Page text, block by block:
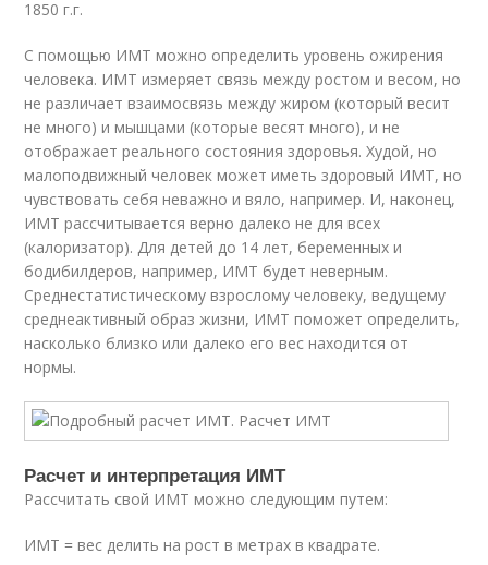
1850 г.г.
С помощью ИМТ можно определить уровень ожирения
человека. ИМТ измеряет связь между ростом и весом, но
не различает взаимосвязь между жиром (который весит
не много) и мышцами (которые весят много), и не
отображает реального состояния здоровья. Худой, но
малоподвижный человек может иметь здоровый ИМТ, но
чувствовать себя неважно и вяло, например. И, наконец,
ИМТ рассчитывается верно далеко не для всех
(калоризатор). Для детей до 14 лет, беременных и
бодибилдеров, например, ИМТ будет неверным.
Среднестатистическому взрослому человеку, ведущему
среднеактивный образ жизни, ИМТ поможет определить,
насколько близко или далеко его вес находится от
нормы.
Расчет и интерпретация ИМТ
Рассчитать свой ИМТ можно следующим путем:
ИМТ = вес делить на рост в метрах в квадрате.